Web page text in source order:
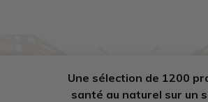
Une sélection de 1200
santé au naturel sur un